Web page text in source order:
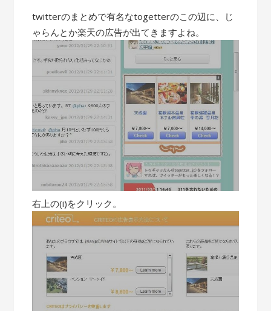
twitterのまとめで有名なtogetterのこの辺に、じ
ゃらんとか楽天の広告が出てきますよね。
右上の(i)をクリック。